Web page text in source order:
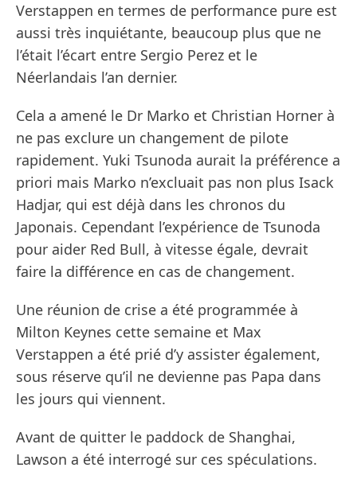
Verstappen en termes de performance pure est
aussi très inquiétante, beaucoup plus que ne
l’était l’écart entre Sergio Perez et le
Néerlandais l’an dernier.
Cela a amené le Dr Marko et Christian Horner à
ne pas exclure un changement de pilote
rapidement. Yuki Tsunoda aurait la préférence a
priori mais Marko n’excluait pas non plus Isack
Hadjar, qui est déjà dans les chronos du
Japonais. Cependant l’expérience de Tsunoda
pour aider Red Bull, à vitesse égale, devrait
faire la différence en cas de changement.
Une réunion de crise a été programmée à
Milton Keynes cette semaine et Max
Verstappen a été prié d’y assister également,
sous réserve qu’il ne devienne pas Papa dans
les jours qui viennent.
Avant de quitter le paddock de Shanghai,
Lawson a été interrogé sur ces spéculations.